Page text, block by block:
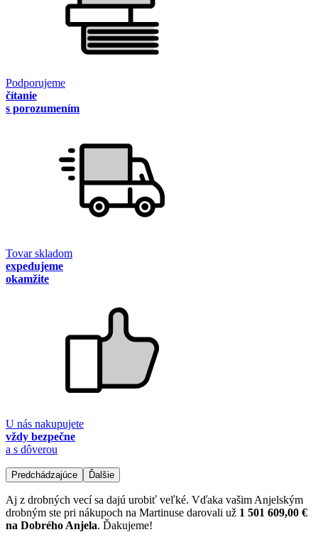
Podporujeme
čítanie
s porozumením
Tovar skladom
expedujeme
okamžite
U nás nakupujete
vždy bezpečne
a s dôverou
Predchádzajúce Ďalšie
Aj z drobných vecí sa dajú urobiť veľké. Vďaka vašim Anjelským
drobným ste pri nákupoch na Martinuse darovali už 1 501 609,00 €
na Dobrého Anjela. Ďakujeme!